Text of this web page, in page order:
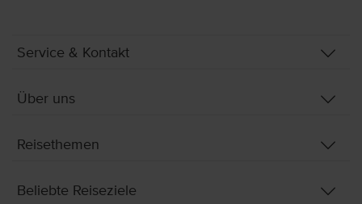
Service & Kontakt
Über uns
Reisethemen
Beliebte Reiseziele